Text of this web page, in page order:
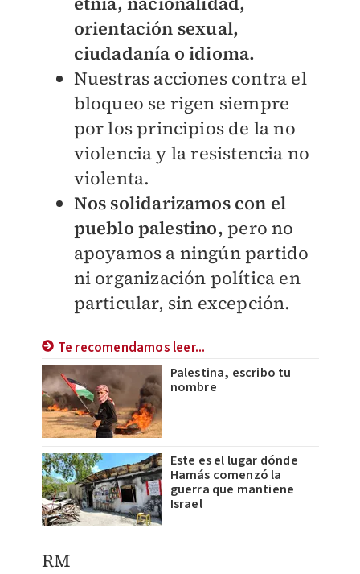
orientación sexual,
ciudadanía o idioma.
Nuestras acciones contra el
bloqueo se rigen siempre
por los principios de la no
violencia y la resistencia no
violenta.
Nos solidarizamos con el
pueblo palestino, pero no
apoyamos a ningún partido
ni organización política en
particular, sin excepción.
Te recomendamos leer...
Palestina, escribo tu
nombre
Este es el lugar dónde
Hamás comenzó la
guerra que mantiene
Israel
RM